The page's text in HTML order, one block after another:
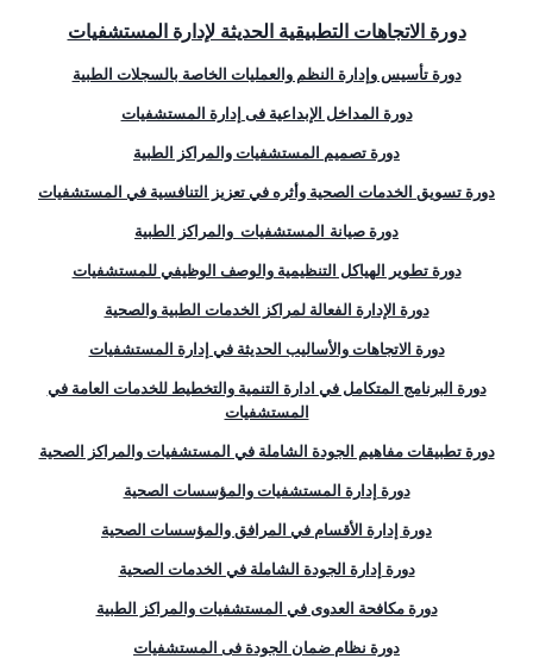
دورة الاتجاهات التطبيقية الحديثة لإدارة المستشفيات
دورة تأسيس وإدارة النظم والعمليات الخاصة بالسجلات الطبية
دورة المداخل الإبداعية فى إدارة المستشفيات
دورة تصميم المستشفيات والمراكز الطبية
دورة تسويق الخدمات الصحية وأثره في تعزيز التنافسية في المستشفيات
دورة صيانة المستشفيات والمراكز الطبية
دورة تطوير الهياكل التنظيمية والوصف الوظيفي للمستشفيات
دورة الإدارة الفعالة لمراكز الخدمات الطبية والصحية
دورة الاتجاهات والأساليب الحديثة في إدارة المستشفيات
دورة البرنامج المتكامل في ادارة التنمية والتخطيط للخدمات العامة في
المستشفيات
دورة تطبيقات مفاهيم الجودة الشاملة في المستشفيات والمراكز الصحية
دورة إدارة المستشفيات والمؤسسات الصحية
دورة إدارة الأقسام في المرافق والمؤسسات الصحية
دورة إدارة الجودة الشاملة في الخدمات الصحية
دورة مكافحة العدوى في المستشفيات والمراكز الطبية
دورة نظام ضمان الجودة فى المستشفيات